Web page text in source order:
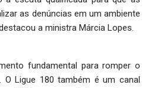
as denúncias em um ambiente
a ministra Márcia Lopes.
fundamental para romper o
O Ligue 180 também é um canal